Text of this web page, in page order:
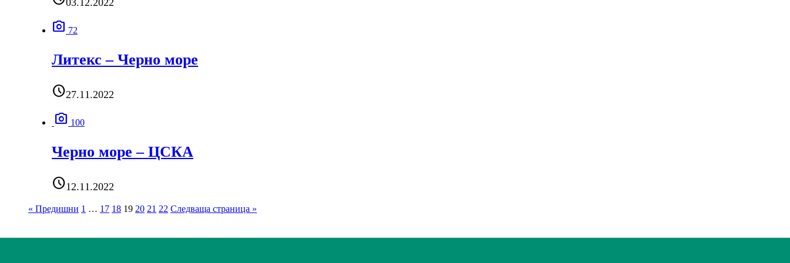
03.12.2022
photo_camera 72
Литекс – Черно море
schedule27.11.2022
photo_camera 100
Черно море – ЦСКА
schedule12.11.2022
« Предишни 1 … 17 18 19 20 21 22 Следваща страница »